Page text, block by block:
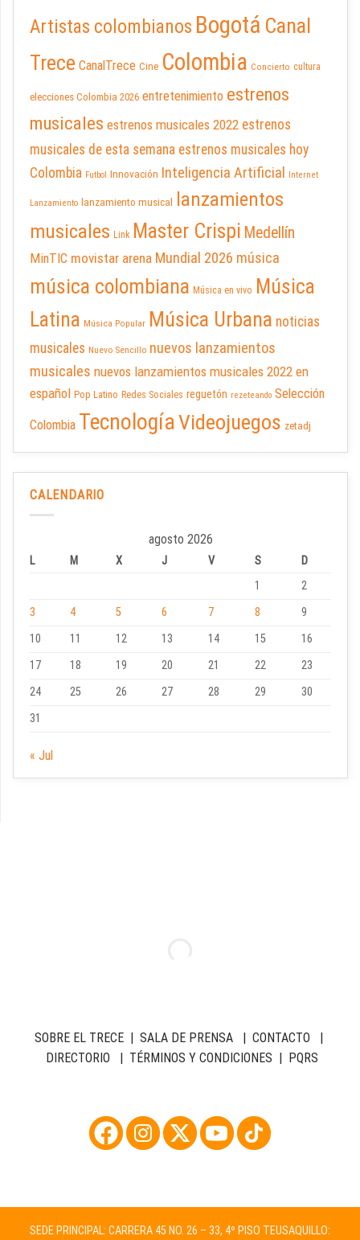
Artistas colombianos Bogotá Canal
Trece CanalTrece Cine Colombia Concierto cultura
elecciones Colombia 2026 entretenimiento estrenos
musicales estrenos musicales 2022 estrenos
musicales de esta semana estrenos musicales hoy
Colombia Futbol Innovación Inteligencia Artificial Internet
Lanzamiento lanzamiento musical
lanzamientos
musicales Link Master Crispi Medellín
MinTIC movistar arena Mundial 2026 música
música colombiana Música en vivo Música
Latina Música Popular Música Urbana noticias
musicales Nuevo Sencillo nuevos lanzamientos
musicales nuevos lanzamientos musicales 2022 en
español Pop Latino Redes Sociales reguetón rezeteando Selección
Colombia TecnologíaVideojuegos zetadj
CALENDARIO
agosto 2026
L M X J V S
D
1
2
3
4 5 6 7 8
9
10
11 12 13 14 15
16
17
18 19 20 21 22
23
24
25 26 27 28 29
30
31
« Jul
SOBRE EL TRECE| SALA DE PRENSA| CONTACTO |
DIRECTORIO | TÉRMINOS Y CONDICIONES | PQRS
SEDE PRINCIPAL: CARRERA 45 NO. 26 – 33, 4º PISO TEUSAQUILLO: